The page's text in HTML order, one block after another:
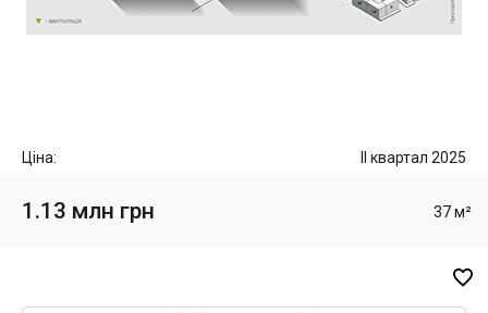
Ціна: II квартал 2025
1.13 млн грн 37 м²
